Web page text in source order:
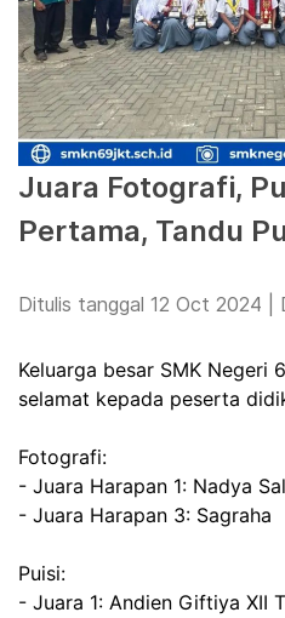
Juara Fotografi,
Pertama, Tandu
Ditulis tanggal 12 Oct 2024 |
Keluarga besar SMK Negeri
selamat kepada peserta
Fotografi:
- Juara Harapan 1: Nadya
- Juara Harapan 3: Sagraha
Puisi:
- Juara 1: Andien Giftiya XII